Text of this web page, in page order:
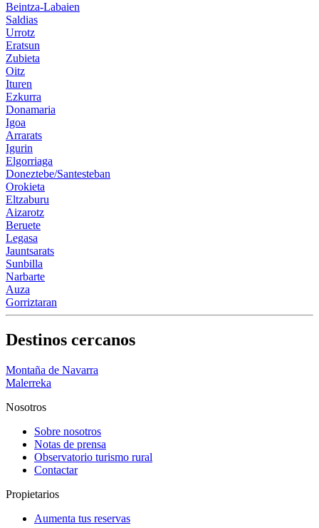
Beintza-Labaien
Saldias
Urrotz
Eratsun
Zubieta
Oitz
Ituren
Ezkurra
Donamaria
Igoa
Arrarats
Igurin
Elgorriaga
Doneztebe/Santesteban
Orokieta
Eltzaburu
Aizarotz
Beruete
Legasa
Jauntsarats
Sunbilla
Narbarte
Auza
Gorriztaran
Destinos cercanos
Montaña de Navarra
Malerreka
Nosotros
Sobre nosotros
Notas de prensa
Observatorio turismo rural
Contactar
Propietarios
Aumenta tus reservas